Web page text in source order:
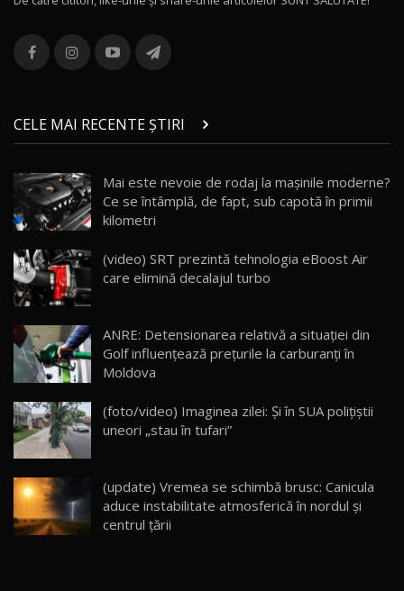
13
combină aventura cu luxul / AutoBlog.MD
36:08
chinez care face lumea să se întoarcă după el
/ AutoBlog.MD
17:27
15 14:37
16
AutoBlogMD
13:10
17 20:06
Va fi modelul nr.1 BYD în Moldova? BYD Seal U
30:08
AutoBlog.MD
23:36
20
Noul ZEEKR 7X / Test Drive AutoBlog.MD
CELE MAI RECENTE ȘTIRI
Mai este nevoie de rodaj la mașinile moderne?
Ce se întâmplă, de fapt, sub capotă în primii
kilometri
(video) SRT prezintă tehnologia eBoost Air
care elimină decalajul turbo
ANRE: Detensionarea relativă a situației din
Golf influențează prețurile la carburanți în
Moldova
(foto/video) Imaginea zilei: Și în SUA polițiștii
uneori „stau în tufari”
(update) Vremea se schimbă brusc: Canicula
aduce instabilitate atmosferică în nordul și
centrul țării